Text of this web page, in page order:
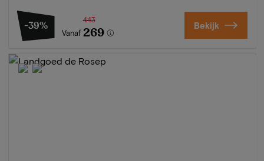
-39%
Vanaf
443
269 Bekijk